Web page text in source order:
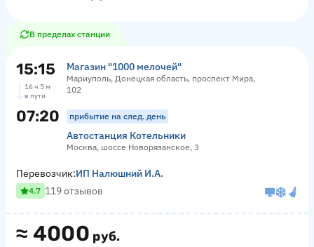
В пределах станции
15:15 Магазин "1000 мелочей"
Мариуполь, Донецкая область, проспект Мира,
102
16 ч 5 м
в пути
07:20 прибытие на след. день
Автостанция Котельники
Москва, шоссе Новорязанское, 3
≈ 4000 руб.
Перевозчик:ИП Налюшний И.А.
4.7 119 отзывов